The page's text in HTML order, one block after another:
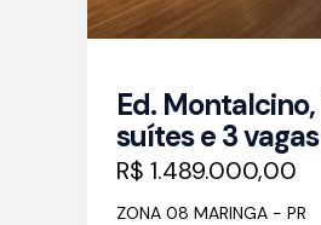
Ed. Montalcino,
suítes e 3
R$ 1.489.000,00
ZONA 08 MARINGA - PR